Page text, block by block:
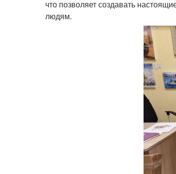
что позволяет создавать
людям.